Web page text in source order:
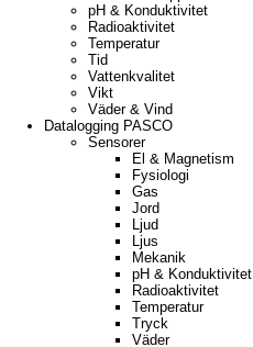
pH & Konduktivitet
Radioaktivitet
Temperatur
Tid
Vattenkvalitet
Vikt
Väder & Vind
Datalogging PASCO
Sensorer
El & Magnetism
Fysiologi
Gas
Jord
Ljud
Ljus
Mekanik
pH & Konduktivitet
Radioaktivitet
Temperatur
Tryck
Väder